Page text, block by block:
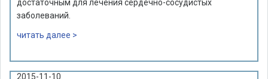
достаточным для лечения сердечно-сосудистых
заболеваний.
читать далее >
2015-11-10